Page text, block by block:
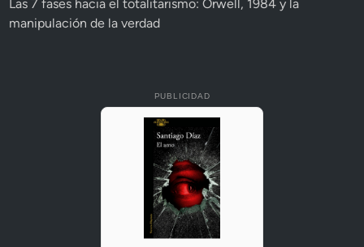
Las 7 fases hacia el totalitarismo: Orwell, 1984 y la
manipulación de la verdad
PUBLICIDAD